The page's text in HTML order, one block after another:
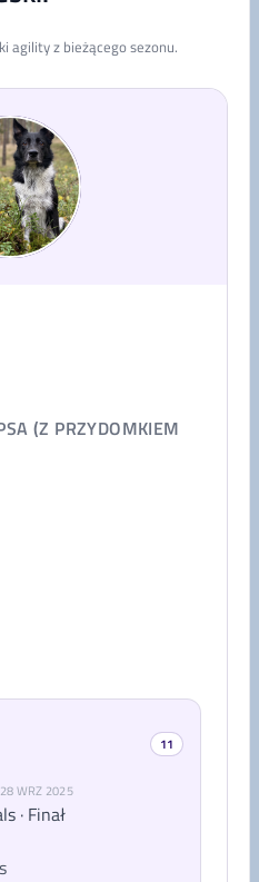
agility z bieżącego sezonu.
(Z PRZYDOMKIEM
11
28 WRZ 2025
· Finał